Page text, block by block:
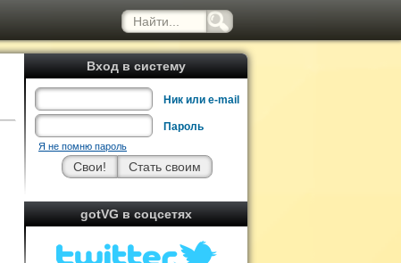
Вход в систему
Ник или e-mail
Пароль
Я не помню пароль
gotVG в соцсетях